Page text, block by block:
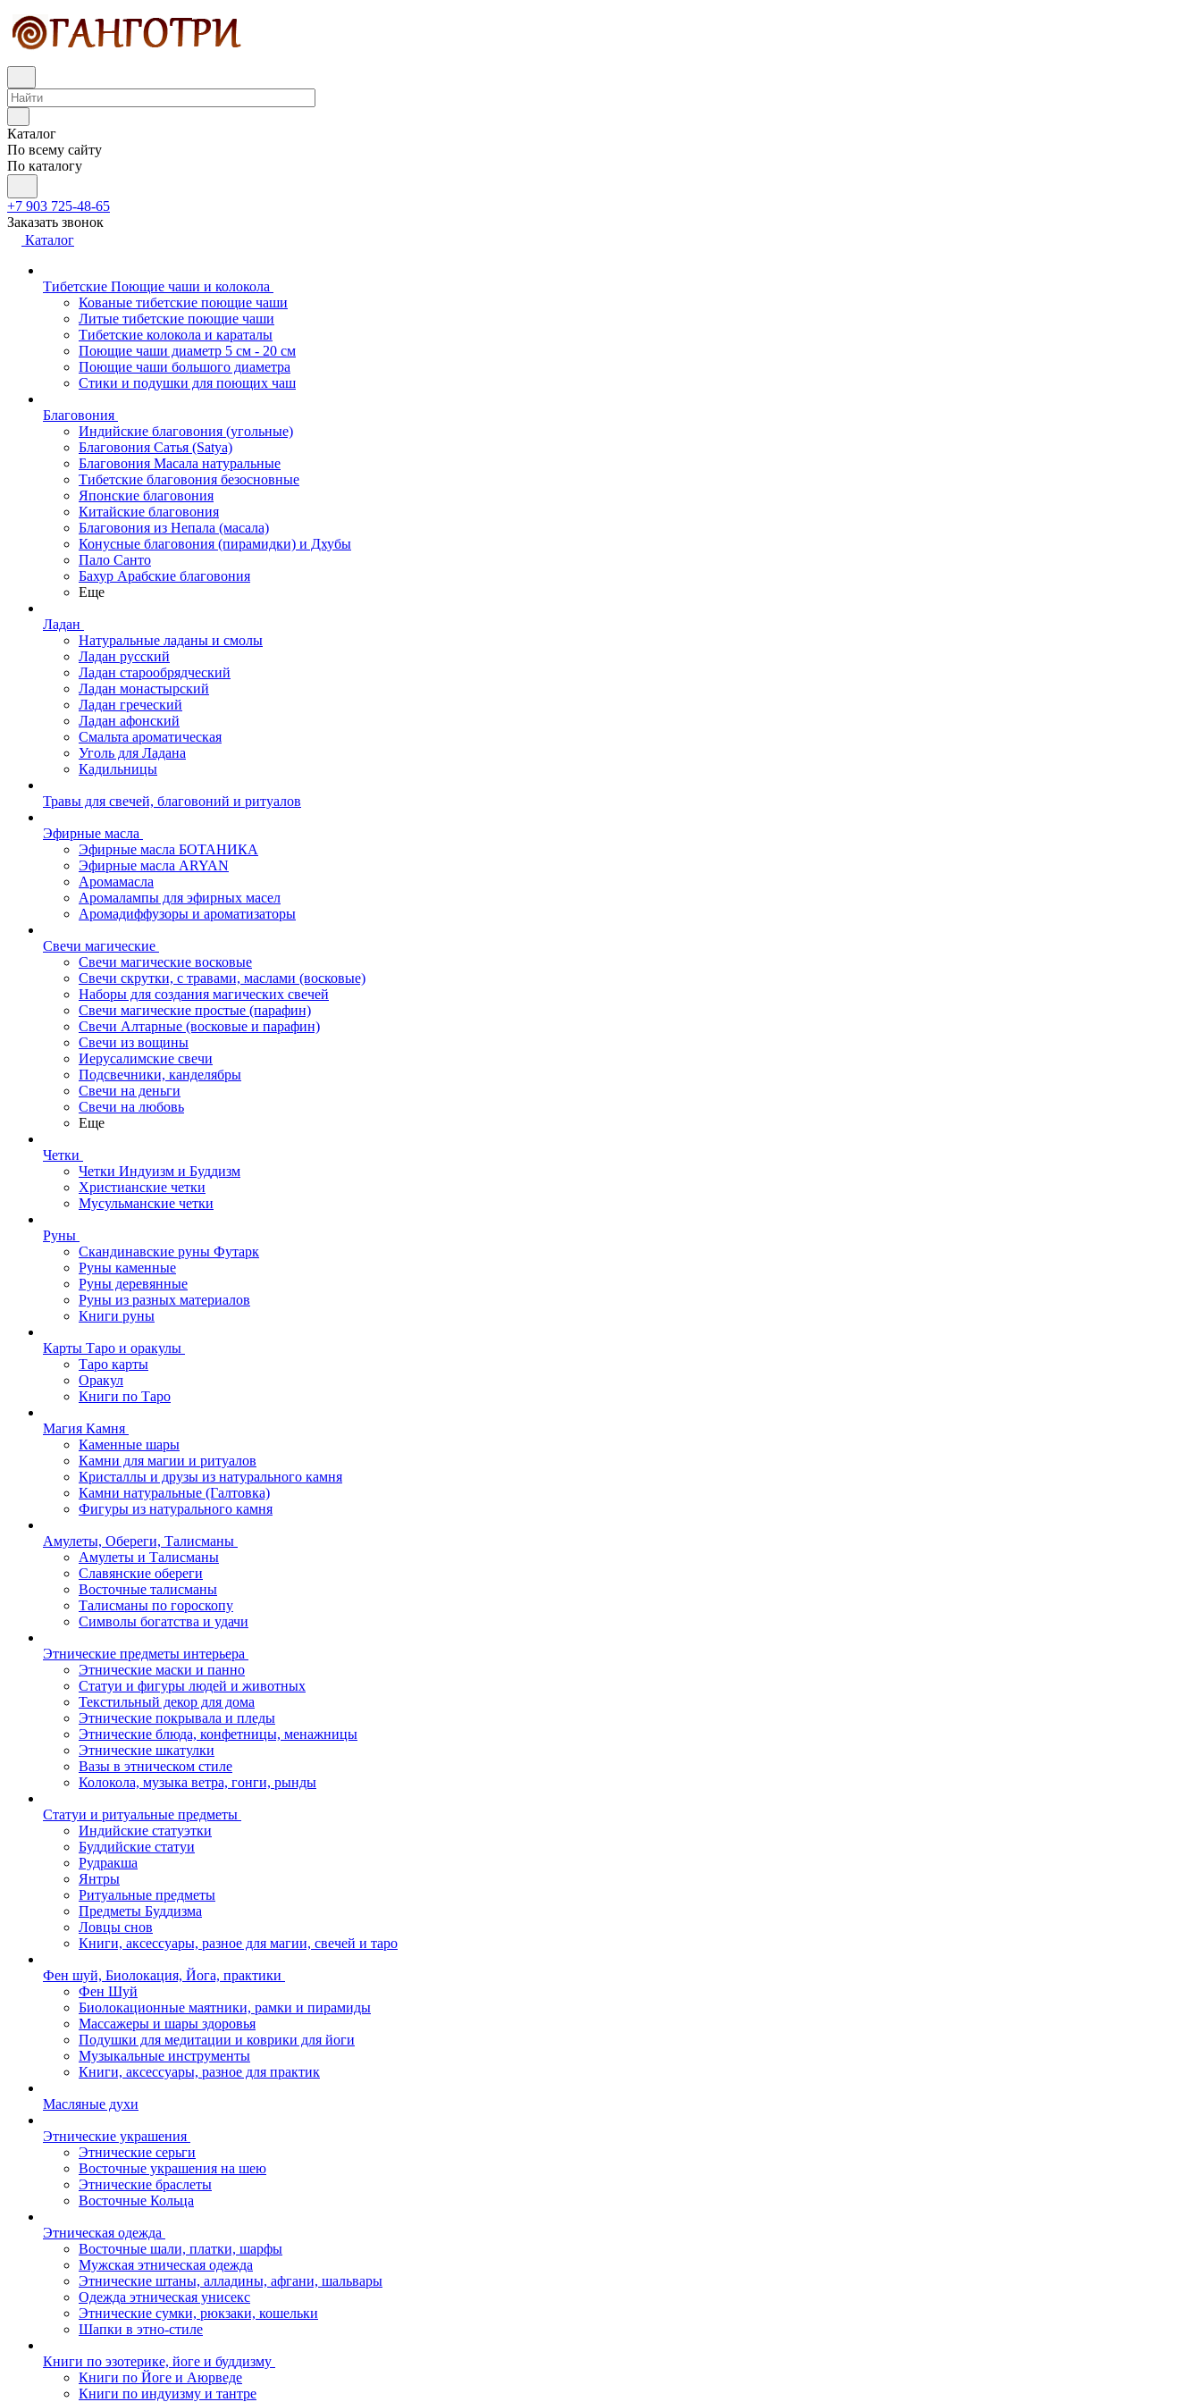
Каталог
По всему сайту
По каталогу
+7 903 725-48-65
Заказать звонок
Каталог
Тибетские Поющие чаши и колокола
Кованые тибетские поющие чаши
Литые тибетские поющие чаши
Тибетские колокола и караталы
Поющие чаши диаметр 5 см - 20 см
Поющие чаши большого диаметра
Стики и подушки для поющих чаш
Благовония
Индийские благовония (угольные)
Благовония Сатья (Satya)
Благовония Масала натуральные
Тибетские благовония безосновные
Японские благовония
Китайские благовония
Благовония из Непала (масала)
Конусные благовония (пирамидки) и Дхубы
Пало Санто
Бахур Арабские благовония
Еще
Ладан
Натуральные ладаны и смолы
Ладан русский
Ладан старообрядческий
Ладан монастырский
Ладан греческий
Ладан афонский
Смальта ароматическая
Уголь для Ладана
Кадильницы
Травы для свечей, благовоний и ритуалов
Эфирные масла
Эфирные масла БОТАНИКА
Эфирные масла ARYAN
Аромамасла
Аромалампы для эфирных масел
Аромадиффузоры и ароматизаторы
Свечи магические
Свечи магические восковые
Свечи скрутки, с травами, маслами (восковые)
Наборы для создания магических свечей
Свечи магические простые (парафин)
Свечи Алтарные (восковые и парафин)
Свечи из вощины
Иерусалимские свечи
Подсвечники, канделябры
Свечи на деньги
Свечи на любовь
Еще
Четки
Четки Индуизм и Буддизм
Христианские четки
Мусульманские четки
Руны
Скандинавские руны Футарк
Руны каменные
Руны деревянные
Руны из разных материалов
Книги руны
Карты Таро и оракулы
Таро карты
Оракул
Книги по Таро
Магия Камня
Каменные шары
Камни для магии и ритуалов
Кристаллы и друзы из натурального камня
Камни натуральные (Галтовка)
Фигуры из натурального камня
Амулеты, Обереги, Талисманы
Амулеты и Талисманы
Славянские обереги
Восточные талисманы
Талисманы по гороскопу
Символы богатства и удачи
Этнические предметы интерьера
Этнические маски и панно
Статуи и фигуры людей и животных
Текстильный декор для дома
Этнические покрывала и пледы
Этнические блюда, конфетницы, менажницы
Этнические шкатулки
Вазы в этническом стиле
Колокола, музыка ветра, гонги, рынды
Статуи и ритуальные предметы
Индийские статуэтки
Буддийские статуи
Рудракша
Янтры
Ритуальные предметы
Предметы Буддизма
Ловцы снов
Книги, аксессуары, разное для магии, свечей и таро
Фен шуй, Биолокация, Йога, практики
Фен Шуй
Биолокационные маятники, рамки и пирамиды
Массажеры и шары здоровья
Подушки для медитации и коврики для йоги
Музыкальные инструменты
Книги, аксессуары, разное для практик
Масляные духи
Этнические украшения
Этнические серьги
Восточные украшения на шею
Этнические браслеты
Восточные Кольца
Этническая одежда
Восточные шали, платки, шарфы
Мужская этническая одежда
Этнические штаны, алладины, афгани, шальвары
Одежда этническая унисекс
Этнические сумки, рюкзаки, кошельки
Шапки в этно-стиле
Книги по эзотерике, йоге и буддизму
Книги по Йоге и Аюрведе
Книги по индуизму и тантре